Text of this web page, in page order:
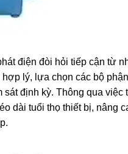
điện đòi hỏi tiếp cận từ
lý, lựa chọn các bộ
định kỳ. Thông qua
dài tuổi thọ thiết bị, nâng